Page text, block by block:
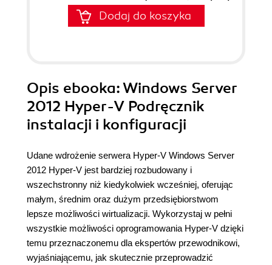
Dodaj do koszyka
Opis ebooka: Windows Server
2012 Hyper-V Podręcznik
instalacji i konfiguracji
Udane wdrożenie serwera Hyper-V Windows Server
2012 Hyper-V jest bardziej rozbudowany i
wszechstronny niż kiedykolwiek wcześniej, oferując
małym, średnim oraz dużym przedsiębiorstwom
lepsze możliwości wirtualizacji. Wykorzystaj w pełni
wszystkie możliwości oprogramowania Hyper-V dzięki
temu przeznaczonemu dla ekspertów przewodnikowi,
wyjaśniającemu, jak skutecznie przeprowadzić